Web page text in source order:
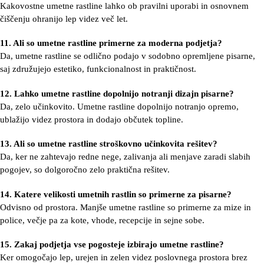
Kakovostne umetne rastline lahko ob pravilni uporabi in osnovnem
čiščenju ohranijo lep videz več let.
11. Ali so umetne rastline primerne za moderna podjetja?
Da, umetne rastline se odlično podajo v sodobno opremljene pisarne,
saj združujejo estetiko, funkcionalnost in praktičnost.
12. Lahko umetne rastline dopolnijo notranji dizajn pisarne?
Da, zelo učinkovito. Umetne rastline dopolnijo notranjo opremo,
ublažijo videz prostora in dodajo občutek topline.
13. Ali so umetne rastline stroškovno učinkovita rešitev?
Da, ker ne zahtevajo redne nege, zalivanja ali menjave zaradi slabih
pogojev, so dolgoročno zelo praktična rešitev.
14. Katere velikosti umetnih rastlin so primerne za pisarne?
Odvisno od prostora. Manjše umetne rastline so primerne za mize in
police, večje pa za kote, vhode, recepcije in sejne sobe.
15. Zakaj podjetja vse pogosteje izbirajo umetne rastline?
Ker omogočajo lep, urejen in zelen videz poslovnega prostora brez